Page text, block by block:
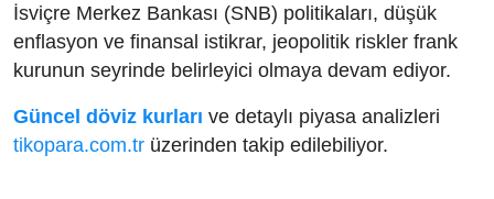
İsviçre Merkez Bankası (SNB) politikaları, düşük
enflasyon ve finansal istikrar, jeopolitik riskler frank
kurunun seyrinde belirleyici olmaya devam ediyor.
Güncel döviz kurları ve detaylı piyasa analizleri
tikopara.com.tr üzerinden takip edilebiliyor.